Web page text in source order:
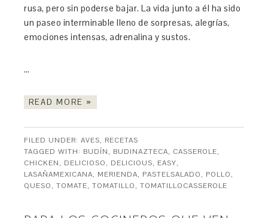
rusa, pero sin poderse bajar. La vida junto a él ha sido
un paseo interminable lleno de sorpresas, alegrías,
emociones intensas, adrenalina y sustos.
…
READ MORE »
FILED UNDER:AVES, RECETAS
TAGGED WITH: BUDÍN, BUDINAZTECA, CASSEROLE,
CHICKEN, DELICIOSO, DELICIOUS, EASY,
LASAÑAMEXICANA, MERIENDA, PASTELSALADO, POLLO,
QUESO,TOMATE,TOMATILLO,TOMATILLOCASSEROLE